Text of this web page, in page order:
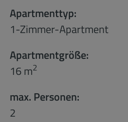
Apartmenttyp:
1-Zimmer-Apartment
Apartmentgröße:
16 m2
max. Personen:
2